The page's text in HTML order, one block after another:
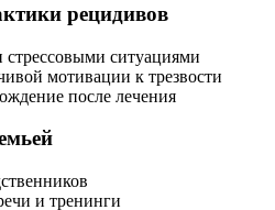
рецидивов
стрессовыми ситуациями
мотивации к трезвости
после лечения
и тренинги